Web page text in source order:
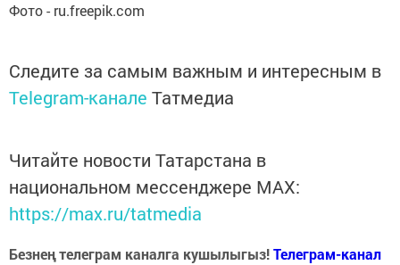
Фото - ru.freepik.com
Следите за самым важным и интересным в
Telegram-канале Татмедиа
Читайте новости Татарстана в
национальном мессенджере MАХ:
https://max.ru/tatmedia
Безнең телеграм каналга кушылыгыз!Телеграм-канал